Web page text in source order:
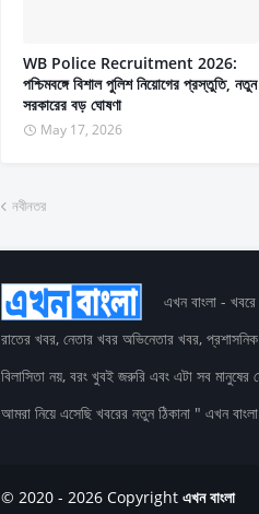
WB Police Recruitment 2026:
পশ্চিমবঙ্গে বিশাল পুলিশ নিয়োগের প্রস্তুতি, নতুন
সরকারের বড় ঘোষণা
May 17, 2026
নবীনতর
এখন বাংলা -
রাতের খবর, নেতার খবর অভিনেতার খবর,
বিলাসিতা নয়, বরং খুবই জরুরি এবং এটা সব
আমরা নিয়ে এসেছি খবরের নতুন ঠিকানা " এখন
© 2020 - 2026 Copyright এখন বাংলা